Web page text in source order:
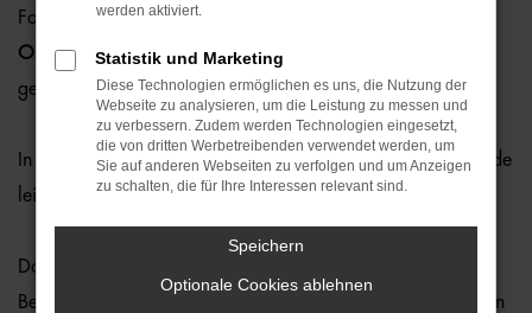
Fans – und auch ihre Vierbeiner – mit gorillastarken
Ostermaier-Hütenund Leuchtarmbändern
geheißen.
In einem spannenden Spielmussten sich die Spiders am Ende
leider knapp mit 27:34 geschlagen geben.
Doch auch in der Halbzeitpause wurde es actionreich:
Beim
traten zwei ausgeloste Fans im direkten
werden aktiviert.
Statistik und Marketing
Diese Technologien ermöglichen es uns, die Nutzung der
Webseite zu analysieren, um die Leistung zu messen und
zu verbessern. Zudem werden Technologien eingesetzt,
die von dritten Werbetreibenden verwendet werden, um
Sie auf anderen Webseiten zu verfolgen und um Anzeigen
zu schalten, die für Ihre Interessen relevant sind.
Speichern
Optionale Cookies ablehnen